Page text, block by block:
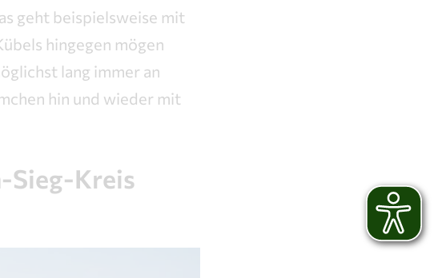
geht beispielsweise mit
hingegen mögen
lang immer an
hin und wieder mit
Sieg-Kreis